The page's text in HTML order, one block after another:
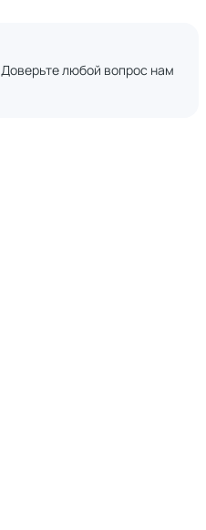
Доверьте любой вопрос нам